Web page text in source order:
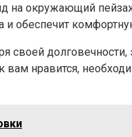
на окружающий
обеспечит
своей
нравится,